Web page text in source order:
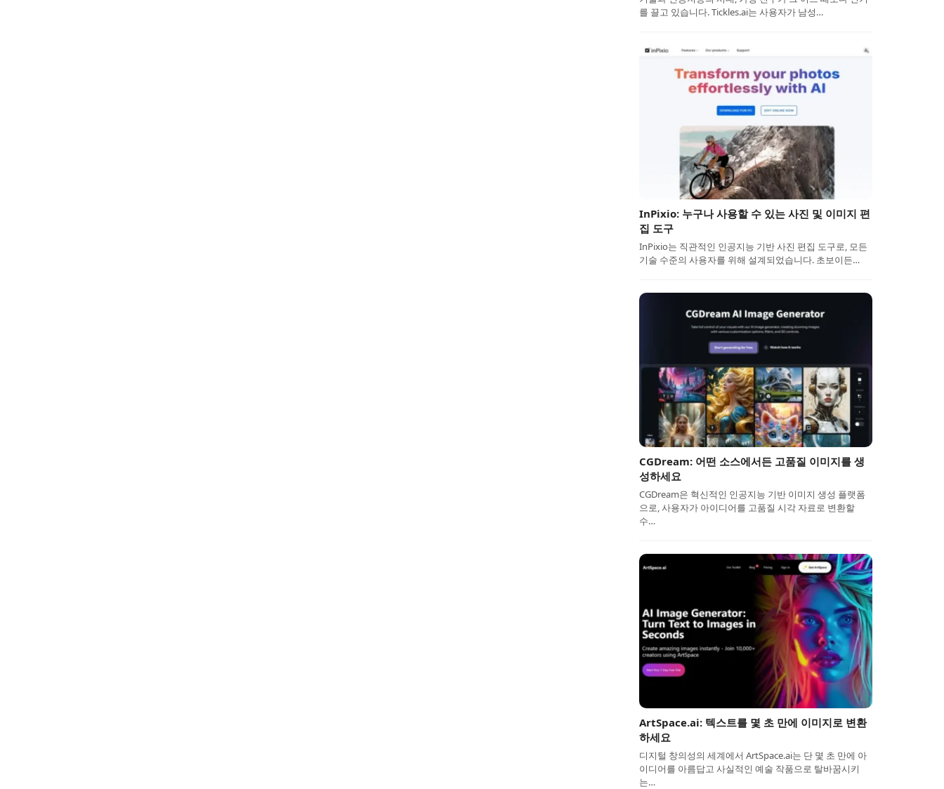
를 끌고 있습니다. Tickles.ai는 사용자가 남성…
InPixio: 누구나 사용할 수 있는 사진 및 이미지 편
집 도구
InPixio는 직관적인 인공지능 기반 사진 편집 도구로, 모든
기술 수준의 사용자를 위해 설계되었습니다. 초보이든…
CGDream: 어떤 소스에서든 고품질 이미지를 생
성하세요
CGDream은 혁신적인 인공지능 기반 이미지 생성 플랫폼
으로, 사용자가 아이디어를 고품질 시각 자료로 변환할
수…
ArtSpace.ai: 텍스트를 몇 초 만에 이미지로 변환
하세요
디지털 창의성의 세계에서 ArtSpace.ai는 단 몇 초 만에 아
이디어를 아름답고 사실적인 예술 작품으로 탈바꿈시키
는…